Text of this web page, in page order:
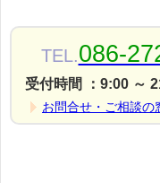
TEL.086-
受付時間 ：9:00 ～
お問合せ・ご相談の